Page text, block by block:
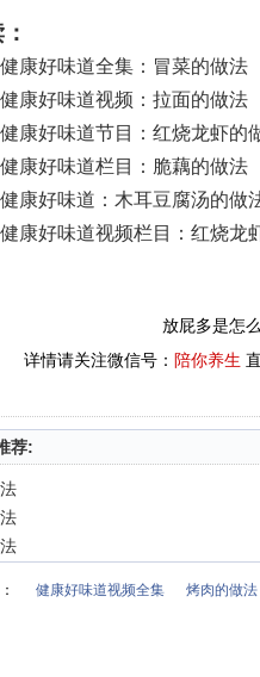
康好味道全集：冒菜的做法
康好味道视频：拉面的做法
康好味道节目：红烧龙虾的
康好味道栏目：脆藕的做法
康好味道：木耳豆腐汤的做
康好味道视频栏目：红烧龙
放屁多是怎
详情请关注微信号： 陪你养生
荐:
健康好味道视频全集 烤肉的做法